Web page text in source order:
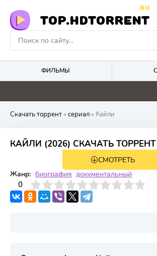
TOP.HDTORRENT
.RU
ФИЛЬМЫ
4.1 4.8 0
Скачать торрент» сериал» Кайли
КАЙЛИ (2026) СКАЧАТЬ ТОРРЕНТ
1 сезон 3 серияСМОТРЕТЬ
Жанр: биография документальный
0
4 6 7 8 9 10